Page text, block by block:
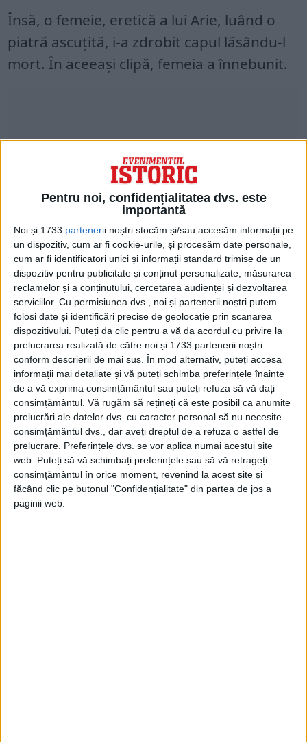
Pentru noi, confidențialitatea dvs. este
importantă
Noi și 1733 partenerii noștri stocăm și/sau accesăm informații pe
un dispozitiv, cum ar fi cookie-urile, și procesăm date personale,
cum ar fi identificatori unici și informații standard trimise de un
dispozitiv pentru publicitate și conținut personalizate, măsurarea
reclamelor și a conținutului, cercetarea audienței și dezvoltarea
serviciilor. Cu permisiunea dvs., noi și partenerii noștri putem
folosi date și identificări precise de geolocație prin scanarea
dispozitivului. Puteți da clic pentru a vă da acordul cu privire la
prelucrarea realizată de către noi și 1733 partenerii noștri
conform descrierii de mai sus. În mod alternativ, puteți accesa
informații mai detaliate și vă puteți schimba preferințele înainte
de a vă exprima consimțământul sau puteți refuza să vă dați
consimțământul. Vă rugăm să rețineți că este posibil ca anumite
prelucrări ale datelor dvs. cu caracter personal să nu necesite
consimțământul dvs., dar aveți dreptul de a refuza o astfel de
prelucrare. Preferințele dvs. se vor aplica numai acestui site
web. Puteți să vă schimbați preferințele sau să vă retrageți
consimțământul în orice moment, revenind la acest site și
făcând clic pe butonul "Confidențialitate" din partea de jos a
paginii web.
Însă, o femeie, eretică a lui Arie, luând o
piatră ascuțită, i-a zdrobit capul lăsându-l
mort. În aceeași clipă, femeia a înnebunit.
Creștinii din Gangra, aflând vestea, au
venit, au ridicat trupul Sfântului Ipatie și l-
au îngropat cu cinste.
La mormântul său a fost adusă și femeia
care îi zdrobise capul și își pierduse mințile.
Îndată ce a atins mormântul, ea s-a
vindecat.
Din ultima ediție ...
Regina României
Carol al II-lea și acțiunile sale care au ruinat
România Mare